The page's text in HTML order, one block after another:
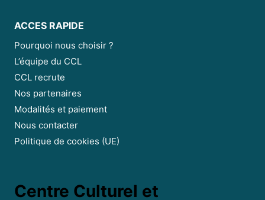
ACCES RAPIDE
Pourquoi nous choisir ?
L’équipe du CCL
CCL recrute
Nos partenaires
Modalités et paiement
Nous contacter
Politique de cookies (UE)
Centre Culturel et